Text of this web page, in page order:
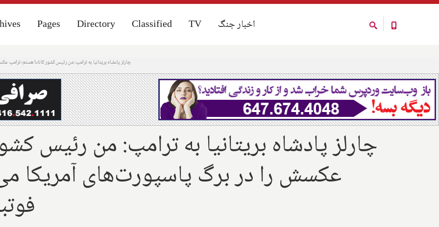
چارلز پادشاه بریتانیا به ترامپ: من رئیس کشور کانادا هستم؛ ترامپ
Pages Directory Classified TV اخبار جنگ Pages Directory Classified TV اخبار جنگ
چارلز پادشاه بریتانیا به ترامپ: من رئیس
عکسش را در برگ پاسپورت‌های آمریکا